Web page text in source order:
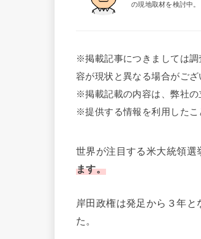
の現地取材を検討中。
※掲載記事につきましては調
容が現状と異なる場合がござ
※掲載記載の内容は、弊社の
※提供する情報を利用したこ
世界が注目する米大統領選
ます。
岸田政権は発足から３年
た。